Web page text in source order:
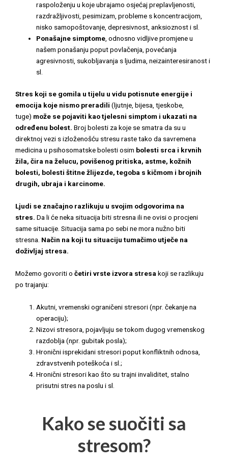
raspoloženju u koje ubrajamo osjećaj preplavljenosti,
razdražljivosti, pesimizam, probleme s koncentracijom,
nisko samopoštovanje, depresivnost, anksioznost i sl.
Ponašajne simptome, odnosno vidljive promjene u
našem ponašanju poput povlačenja, povećanja
agresivnosti, sukobljavanja s ljudima, neizainteresiranost i
sl.
Stres koji se gomila u tijelu u vidu potisnute energije i
emocija koje nismo preradili (ljutnje, bijesa, tjeskobe,
tuge) može se pojaviti kao tjelesni simptom i ukazati na
određenu bolest. Broj bolesti za koje se smatra da su u
direktnoj vezi s izloženošću stresu raste tako da savremena
medicina u psihosomatske bolesti osim bolesti srca i krvnih
žila, čira na želucu, povišenog pritiska, astme, kožnih
bolesti, bolesti štitne žlijezde, tegoba s kičmom i brojnih
drugih, ubraja i karcinome.
Ljudi se značajno razlikuju u svojim odgovorima na
stres. Da li će neka situacija biti stresna ili ne ovisi o procjeni
same situacije. Situacija sama po sebi ne mora nužno biti
stresna. Način na koji tu situaciju tumačimo utječe na
doživljaj stresa.
Možemo govoriti o četiri vrste izvora stresa koji se razlikuju
po trajanju:
Akutni, vremenski ograničeni stresori (npr. čekanje na
operaciju);
Nizovi stresora, pojavljuju se tokom dugog vremenskog
razdoblja (npr. gubitak posla);
Hronični isprekidani stresori poput konfliktnih odnosa,
zdravstvenih poteškoća i sl.;
Hronični stresori kao što su trajni invaliditet, stalno
prisutni stres na poslu i sl.
Kako se suočiti sa
stresom?